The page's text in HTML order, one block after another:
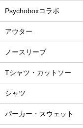
Psychoboxコラボ
アウター
ノースリーブ
Tシャツ・カットソー
シャツ
パーカー・スウェット